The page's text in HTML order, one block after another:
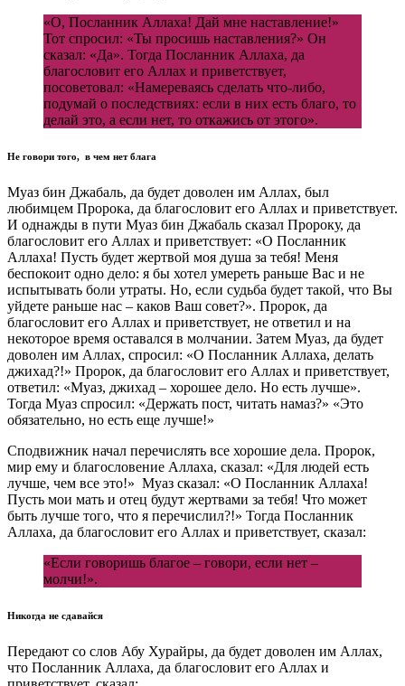
«О, Посланник Аллаха! Дай мне наставление!»
Тот спросил: «Ты просишь наставления?» Он
сказал: «Да». Тогда Посланник Аллаха, да
благословит его Аллах и приветствует,
посоветовал: «Намереваясь сделать что-либо,
подумай о последствиях: если в них есть благо, то
делай это, а если нет, то откажись от этого».
Не говори того, в чем нет блага
Муаз бин Джабаль, да будет доволен им Аллах, был
любимцем Пророка, да благословит его Аллах и приветствует.
И однажды в пути Муаз бин Джабаль сказал Пророку, да
благословит его Аллах и приветствует: «О Посланник
Аллаха! Пусть будет жертвой моя душа за тебя! Меня
беспокоит одно дело: я бы хотел умереть раньше Вас и не
испытывать боли утраты. Но, если судьба будет такой, что Вы
уйдете раньше нас – каков Ваш совет?». Пророк, да
благословит его Аллах и приветствует, не ответил и на
некоторое время оставался в молчании. Затем Муаз, да будет
доволен им Аллах, спросил: «О Посланник Аллаха, делать
джихад?!» Пророк, да благословит его Аллах и приветствует,
ответил: «Муаз, джихад – хорошее дело. Но есть лучше».
Тогда Муаз спросил: «Держать пост, читать намаз?» «Это
обязательно, но есть еще лучше!»
Сподвижник начал перечислять все хорошие дела. Пророк,
мир ему и благословение Аллаха, сказал: «Для людей есть
лучше, чем все это!» Муаз сказал: «О Посланник Аллаха!
Пусть мои мать и отец будут жертвами за тебя! Что может
быть лучше того, что я перечислил?!» Тогда Посланник
Аллаха, да благословит его Аллах и приветствует, сказал:
«Если говоришь благое – говори, если нет –
молчи!».
Никогда не сдавайся
Передают со слов Абу Хурайры, да будет доволен им Аллах,
что Посланник Аллаха, да благословит его Аллах и